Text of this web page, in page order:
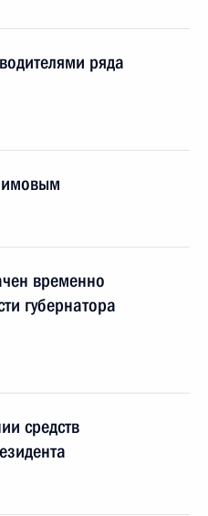
ряда
временно
губернатора
средств